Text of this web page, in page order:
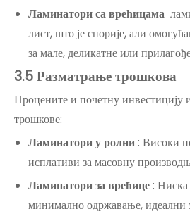
Ламинатори са врећицама
лист, што је спорије, али
за мале, деликатне или
3.5 Разматрање трошкова
Процените и почетну инвестицију
трошкове:
Ламинатори у ролни: Високи
исплативи за масовну
Ламинатори за врећице: Ниска
минимално одржавање, идеални